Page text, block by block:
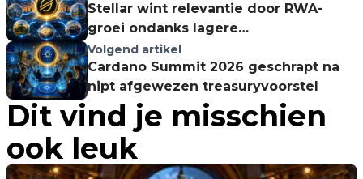
Stellar wint relevantie door RWA-
groei ondanks lagere
stablecoinwaarde
Volgend artikel
Cardano Summit 2026 geschrapt na
nipt afgewezen treasuryvoorstel
Dit vind je misschien
ook leuk